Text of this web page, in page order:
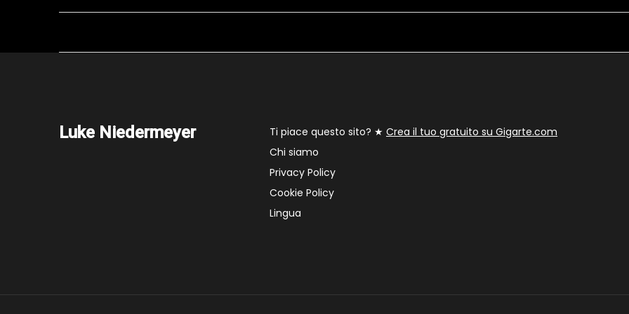
Luke Niedermeyer Ti piace questo sito? ★ Crea il tuo gratuito su Gigarte.com
Chi siamo
Privacy Policy
Cookie Policy
Lingua